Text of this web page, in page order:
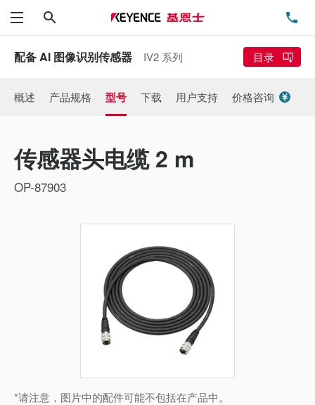
菜单
配备 AI 图像识别传感器 IV2 系列 目录
概述 产品规格 型号 下载 用户支持 价格咨询
传感器头电缆 2 m
OP-87903
*请注意，图片中的配件可能不包括在产品中。